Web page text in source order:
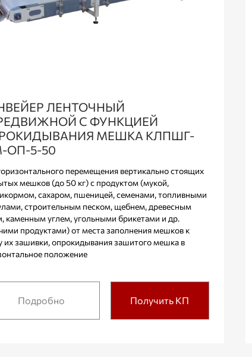
ЛЕНТОЧНЫЙ
С ФУНКЦИЕЙ
МЕШКА КЛПШГ-
5-50
перемещения вертикально стоящих
мешков (до 50 кг) с продуктом (мукой,
сахаром, пшеницей, семенами, топливными
строительным песком, щебнем, древесным
каменным углем, угольными брикетами и др.
продуктами) от места заполнения мешков к
их зашивки, опрокидывания зашитого мешка в
положение
Подробно Получить КП